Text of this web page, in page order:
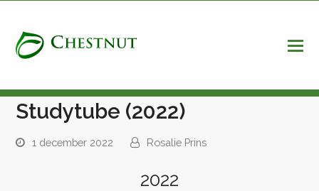
Studytube (2022)
1 december 2022 Rosalie Prins
2022